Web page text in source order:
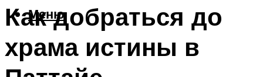
Меню
Как добраться до
храма истины в